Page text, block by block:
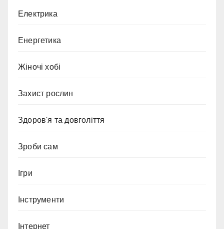
Електрика
Енергетика
Жіночі хобі
Захист рослин
Здоров'я та довголіття
Зроби сам
Ігри
Інструменти
Інтернет